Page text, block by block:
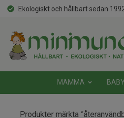
Ekologiskt och hållbart sedan
MAMMA
Produkter märkta